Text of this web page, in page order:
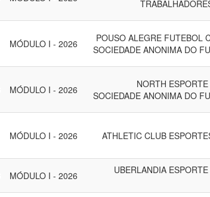
MÓDULO I - 2026
POUSO ALEGRE FUTEBOL
SOCIEDADE ANONIMA DO
MÓDULO I - 2026
NORTH
SOCIEDADE ANONIMA DO
MÓDULO I - 2026 ATHLETIC CLUB
MÓDULO I - 2026
UBERLANDIA